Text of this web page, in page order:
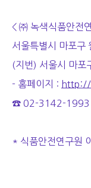
< ㈜ 녹색식품안전
서울특별시 마포구
(지번) 서울시 마포
- 홈페이지 :
☎ 02-3142-1993
* 식품안전연구원